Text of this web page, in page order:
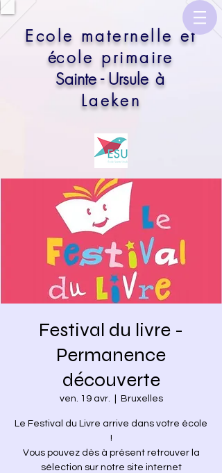
​Ecole maternelle et
école primaire
Sainte - Ursuleà
Laeken
Festival du livre -
Permanence
découverte
ven. 19 avr. Bruxelles
Le Festival du Livre arrive dans votre école
!
Vous pouvez dès à présent retrouver la
sélection sur notre site internet